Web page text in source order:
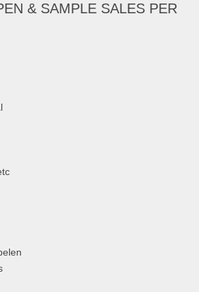
& SAMPLE SALES PER